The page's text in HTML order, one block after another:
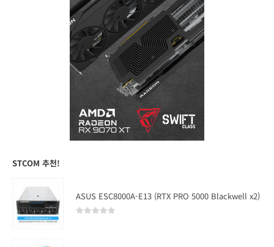
STCOM 추천!
ASUS ESC8000A-E13 (RTX PRO 5000 Blackwell x2)